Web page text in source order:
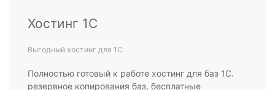
Хостинг 1С
Выгодный хостинг для 1С
Полностью готовый к работе хостинг для баз 1С.
резервное копирования баз, бесплатные